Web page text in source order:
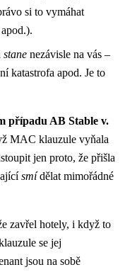
si to vymáhat
stane nezávisle na vás –
katastrofa apod. Je to
případu AB Stable v.
MAC klauzule vyňala
jen proto, že přišla
smídělat mimořádné
zavřel hotely, i když to
se jej
jsou na sobě